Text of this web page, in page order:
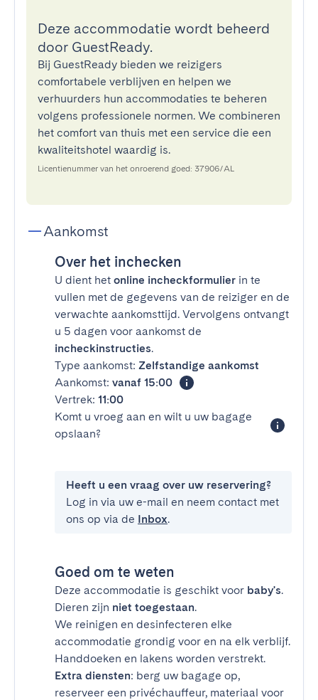
Deze accommodatie wordt beheerd
door GuestReady.
Bij GuestReady bieden we reizigers
comfortabele verblijven en helpen we
verhuurders hun accommodaties te beheren
volgens professionele normen. We combineren
het comfort van thuis met een service die een
kwaliteitshotel waardig is.
Licentienummer van het onroerend goed: 37906/AL
Aankomst
Over het inchecken
U dient het online incheckformulier in te
vullen met de gegevens van de reiziger en de
verwachte aankomsttijd. Vervolgens ontvangt
u 5 dagen voor aankomst de
incheckinstructies.
Type aankomst: Zelfstandige aankomst
Aankomst: vanaf 15:00
Vertrek: 11:00
Komt u vroeg aan en wilt u uw bagage
opslaan?
Heeft u een vraag over uw reservering?
Log in via uw e-mail en neem contact met
ons op via de Inbox.
Goed om te weten
Deze accommodatie is geschikt voor baby's.
Dieren zijn niet toegestaan.
We reinigen en desinfecteren elke
accommodatie grondig voor en na elk verblijf.
Handdoeken en lakens worden verstrekt.
Extra diensten: berg uw bagage op,
reserveer een privéchauffeur, materiaal voor